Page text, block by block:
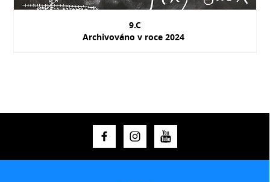
9.C
Archivováno v roce 2024